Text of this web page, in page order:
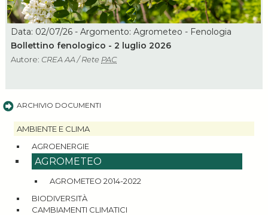
Data: 02/07/26 - Argomento: Agrometeo - Fenologia
Bollettino fenologico - 2 luglio 2026
Autore: CREA AA / Rete PAC
ARCHIVIO DOCUMENTI
AMBIENTE E CLIMA
AGROENERGIE
AGROMETEO
AGROMETEO 2014-2022
BIODIVERSITÀ
CAMBIAMENTI CLIMATICI